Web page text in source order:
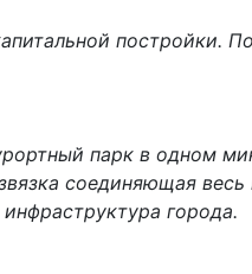
постройки.
парк в одном
соединяющая весь
города.